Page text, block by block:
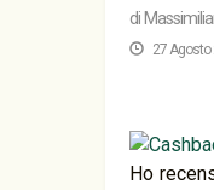
di
27
Ho